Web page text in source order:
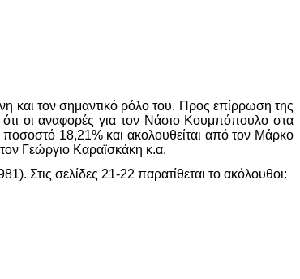
και τον σημαντικό ρόλο του. Προς επίρρωση της
οι αναφορές για τον Νάσιο Κουμπόπουλο στα
18,21% και ακολουθείται από τον Μάρκο
Γεώργιο Καραϊσκάκη κ.α.
Στις σελίδες 21-22 παρατίθεται το ακόλουθοι: